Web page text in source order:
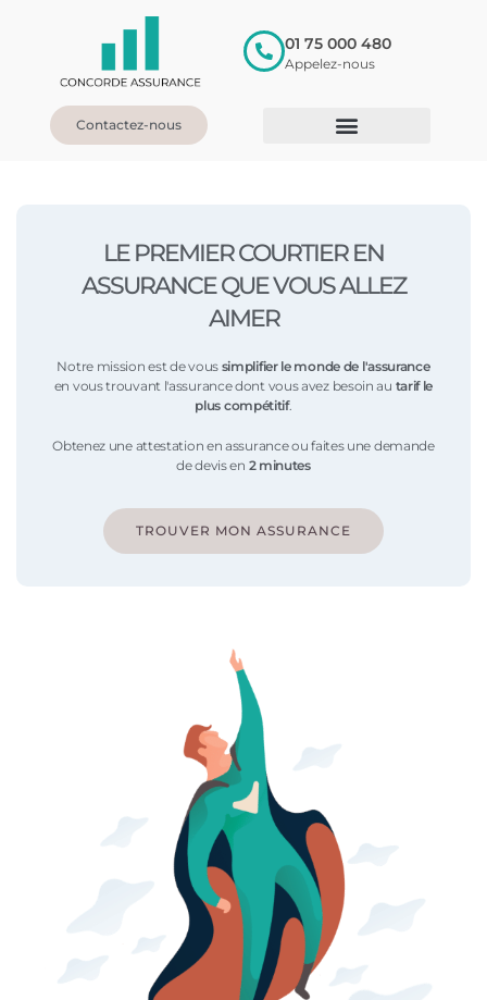
01 75 000 480
Appelez-nous
Contactez-nous
LE PREMIERCOURTIER EN
ASSURANCEQUE VOUS ALLEZ
AIMER
Notre mission est de vous simplifier le monde de l'assurance
en vous trouvant l'assurance dont vous avez besoin au tarif le
plus compétitif.
Obtenez une attestation en assurance ou faites une demande
de devis en 2 minutes
TROUVER MON ASSURANCE